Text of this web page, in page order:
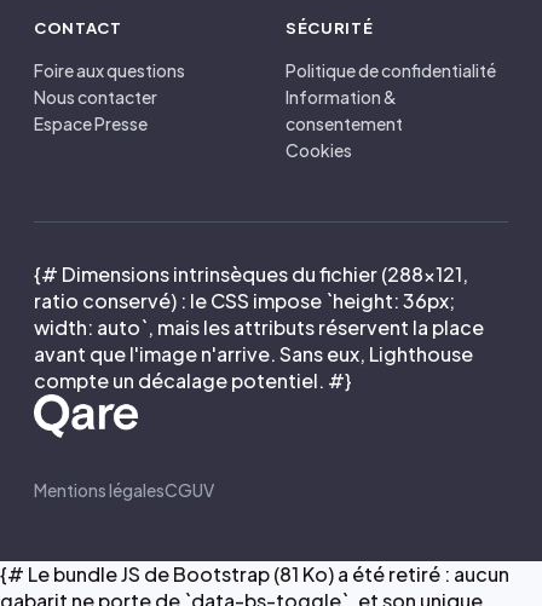
CONTACT
Foire aux questions
Nous contacter
Espace Presse
SÉCURITÉ
Politique de confidentialité
Information &
consentement
Cookies
{# Dimensions intrinsèques du fichier (288×121,
ratio conservé) : le CSS impose `height: 36px;
width: auto`, mais les attributs réservent la place
avant que l'image n'arrive. Sans eux, Lighthouse
compte un décalage potentiel. #}
Mentions légalesCGUV
{# Le bundle JS de Bootstrap (81 Ko) a été retiré : aucun
gabarit ne porte de `data-bs-toggle`, et son unique